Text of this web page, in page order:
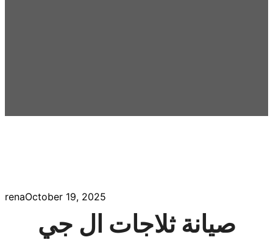
renaOctober 19, 2025
صيانة ثلاجات ال جي